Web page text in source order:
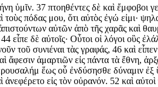
37 πτοηθέντες δὲ καὶ ἔμφοβοι
τοὺς πόδας μου, ὅτι αὐτὸς ἐγώ εἰμι·
αὐτῶν ἀπὸ τῆς χαρᾶς καὶ
δὲ αὐτοῖς· Οὗτοι οἱ λόγοι οὓς
συνιέναι τὰς γραφάς, 46 καὶ
ἄφεσιν ἁμαρτιῶν εἰς πάντα τὰ ἔθνη,
ἕως οὗ ἐνδύσησθε δύναμιν
εἰς τὸν οὐρανόν. 52 καὶ